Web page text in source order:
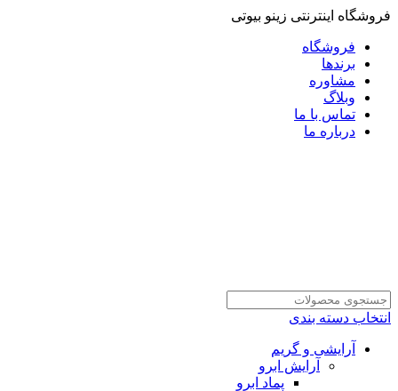
فروشگاه اینترنتی زینو بیوتی
فروشگاه
برندها
مشاوره
وبلاگ
تماس با ما
درباره ما
انتخاب دسته بندی
آرایشی و گریم
آرایش ابرو
پماد ابرو